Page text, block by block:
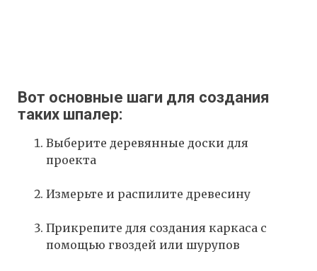
Вот основные шаги для создания
таких шпалер:
Выберите деревянные доски для
проекта
Измерьте и распилите древесину
Прикрепите для создания каркаса с
помощью гвоздей или шурупов